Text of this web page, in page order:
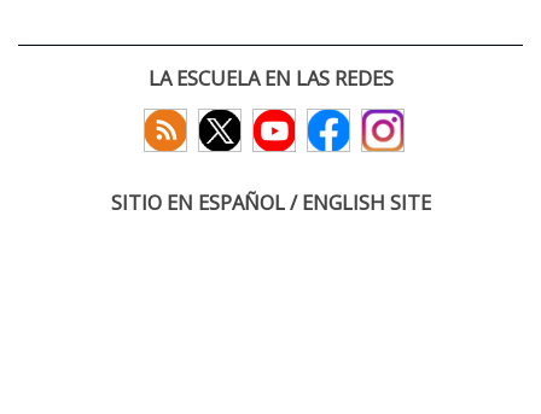
LA ESCUELA EN LAS REDES
SITIO EN ESPAÑOL / ENGLISH SITE